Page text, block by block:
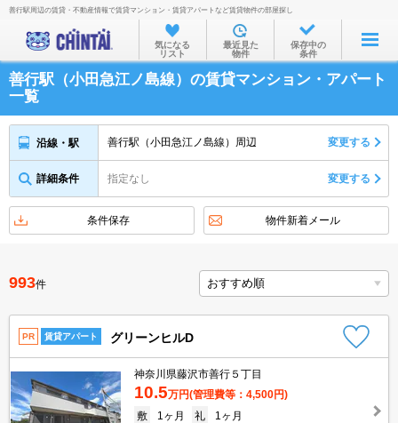
お部屋を探す
沿線・駅から
住所から
家賃相場から
不動産会社から
善行駅周辺の賃貸・不動産情報で賃貸マンション・賃貸アパートなど賃貸物件の部屋探し
気になる
リスト
最近見た
物件
保存中の
条件
善行駅（小田急江ノ島線）の賃貸マンション・アパート
一覧
沿線・駅 善行駅（小田急江ノ島線）周辺 変更する
詳細条件 指定なし 変更する
条件保存 物件新着メール
993件
PR 賃貸アパート グリーンヒルD
神奈川県藤沢市善行５丁目
10.5万円(管理費等：4,500円)
敷
1ヶ月 礼
1ヶ月